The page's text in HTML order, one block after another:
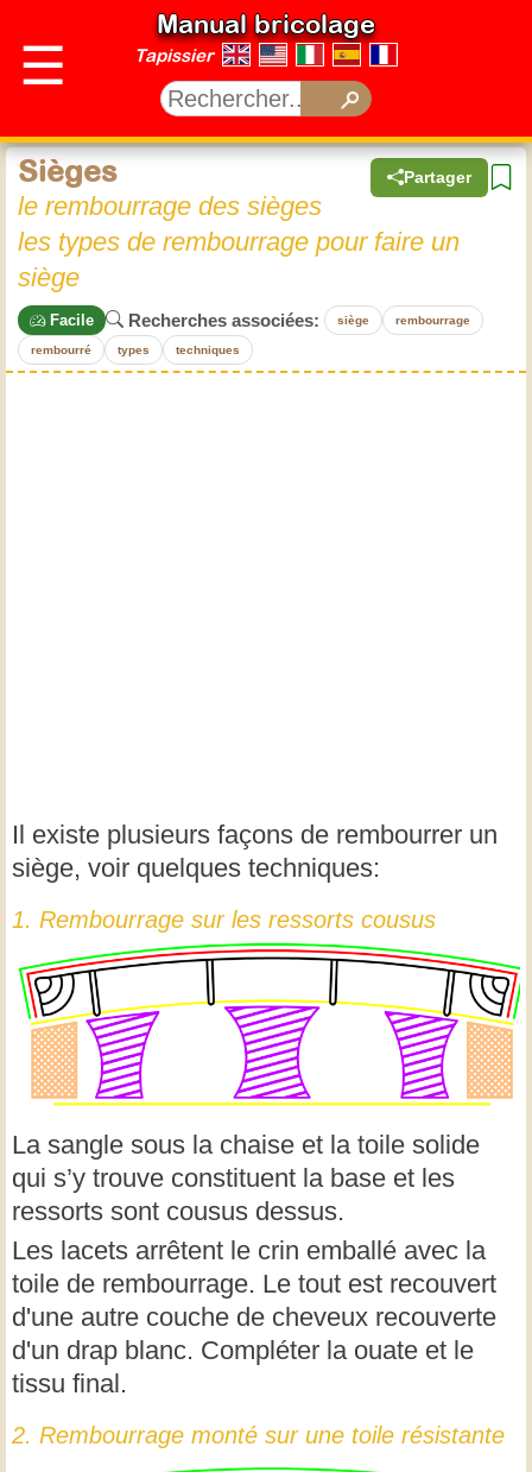
☰
Manual bricolage
Tapissier
Partager
Sièges
le rembourrage des sièges
les types de rembourrage pour faire un
siège
Facile Recherches associées: siège rembourrage
rembourré types techniques
Il existe plusieurs façons de rembourrer un
siège, voir quelques techniques:
1. Rembourrage sur les ressorts cousus
La sangle sous la chaise et la toile solide
qui s’y trouve constituent la base et les
ressorts sont cousus dessus.
Les lacets arrêtent le crin emballé avec la
toile de rembourrage. Le tout est recouvert
d'une autre couche de cheveux recouverte
d'un drap blanc. Compléter la ouate et le
tissu final.
2. Rembourrage monté sur une toile résistante